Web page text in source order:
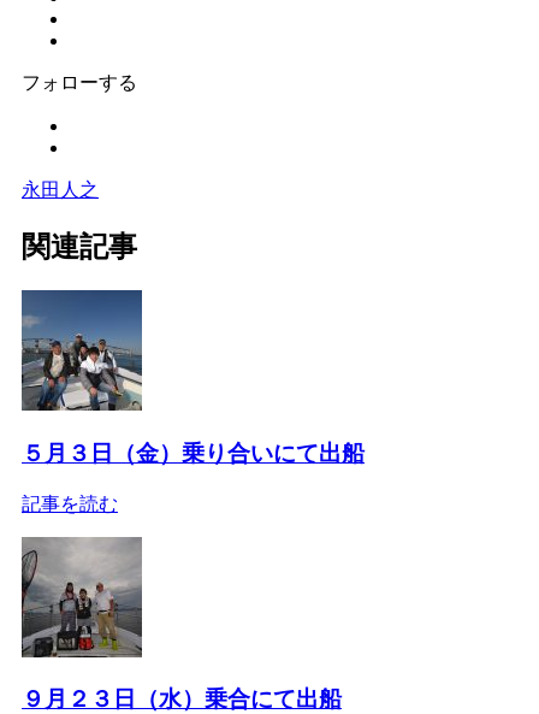
フォローする
永田人之
関連記事
５月３日（金）乗り合いにて出船
記事を読む
９月２３日（水）乗合にて出船